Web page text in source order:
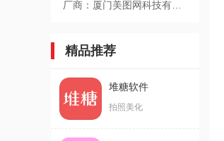
精品推荐
堆糖软件
拍照美化